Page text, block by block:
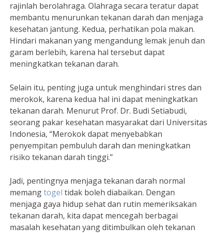
rajinlah berolahraga. Olahraga secara teratur dapat
membantu menurunkan tekanan darah dan menjaga
kesehatan jantung. Kedua, perhatikan pola makan.
Hindari makanan yang mengandung lemak jenuh dan
garam berlebih, karena hal tersebut dapat
meningkatkan tekanan darah.
Selain itu, penting juga untuk menghindari stres dan
merokok, karena kedua hal ini dapat meningkatkan
tekanan darah. Menurut Prof. Dr. Budi Setiabudi,
seorang pakar kesehatan masyarakat dari Universitas
Indonesia, “Merokok dapat menyebabkan
penyempitan pembuluh darah dan meningkatkan
risiko tekanan darah tinggi.”
Jadi, pentingnya menjaga tekanan darah normal
memangtogel tidak boleh diabaikan. Dengan
menjaga gaya hidup sehat dan rutin memeriksakan
tekanan darah, kita dapat mencegah berbagai
masalah kesehatan yang ditimbulkan oleh tekanan